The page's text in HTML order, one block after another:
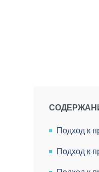
Подход к
Подход к